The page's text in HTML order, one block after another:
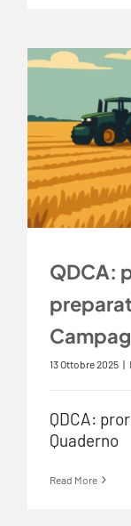
QDCA:
13 Ottobre 2025 |
QDCA:
Quaderno
Read More